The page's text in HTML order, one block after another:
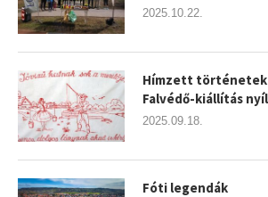
2025.10.22.
Hímzett történetek
Falvédő-kiállítás
2025.09.18.
Fóti legendák